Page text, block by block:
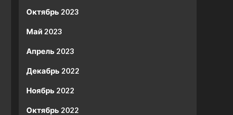
Октябрь 2023
Май 2023
Апрель 2023
Декабрь 2022
Ноябрь 2022
Октябрь 2022